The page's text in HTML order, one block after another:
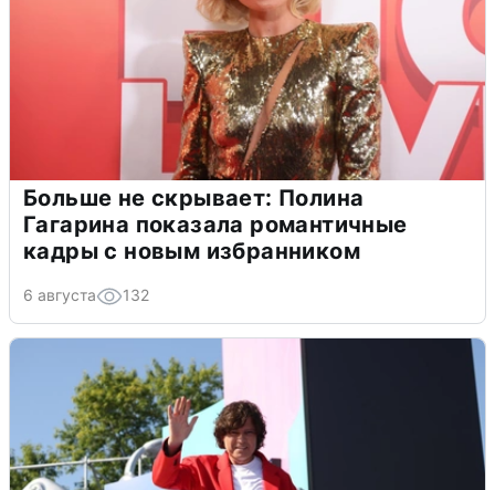
Больше не скрывает: Полина
Гагарина показала романтичные
кадры с новым избранником
6 августа 132